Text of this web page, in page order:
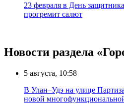
23 февраля в День
прогремит салют
Новости раздела
5 августа, 10:58
В Улан–Удэ на улице
новой